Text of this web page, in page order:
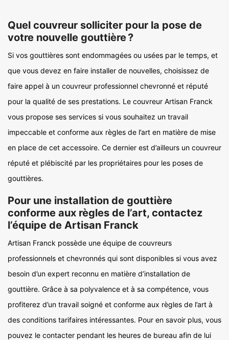
Quel couvreur solliciter pour la pose de
votre nouvelle gouttière ?
Si vos gouttières sont endommagées ou usées par le temps, et
que vous devez en faire installer de nouvelles, choisissez de
faire appel à un couvreur professionnel chevronné et réputé
pour la qualité de ses prestations. Le couvreur Artisan Franck
vous propose ses services si vous souhaitez un travail
impeccable et conforme aux règles de l’art en matière de mise
en place de cet accessoire. Ce dernier est d’ailleurs un couvreur
réputé et plébiscité par les propriétaires pour les poses de
gouttières.
Pour une installation de gouttière
conforme aux règles de l’art, contactez
l’équipe de Artisan Franck
Artisan Franck possède une équipe de couvreurs
professionnels et chevronnés qui sont disponibles si vous avez
besoin d’un expert reconnu en matière d’installation de
gouttière. Grâce à sa polyvalence et à sa compétence, vous
profiterez d’un travail soigné et conforme aux règles de l’art à
des conditions tarifaires intéressantes. Pour en savoir plus, vous
pouvez le contacter pendant les heures de bureau afin de lui